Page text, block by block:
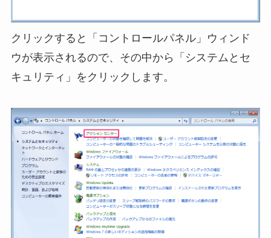
クリックすると「コントロールパネル」ウィンド
ウが表示されるので、その中から「システムとセ
キュリティ」をクリックします。